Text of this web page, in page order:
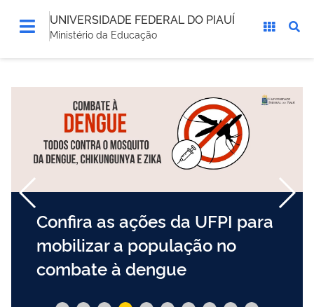
UNIVERSIDADE FEDERAL DO PIAUÍ
Ministério da Educação
Confira as ações da UFPI para
mobilizar a população no
combate à dengue